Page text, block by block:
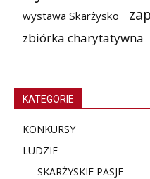
wystawa Skarżysko
zbiórka charytatywna
KATEGORIE
KONKURSY
LUDZIE
SKARŻYSKIE PASJE